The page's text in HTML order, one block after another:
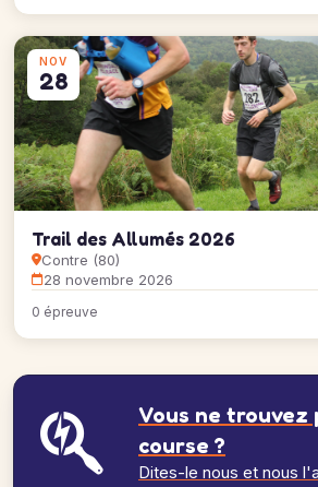
NOV
28
Trail des Allumés 2026
Contre (80)
28 novembre 2026
0 épreuve
Vous ne trouvez
course ?
Dites-le nous et nous